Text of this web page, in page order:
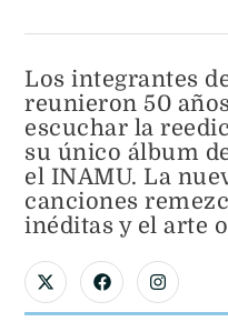
Los integrantes
reunieron 50
escuchar la
su único álbum
el INAMU. La
canciones
inéditas y el arte